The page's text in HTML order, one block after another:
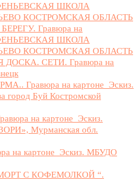
ШКОЛА
КОСТРОМСКАЯ ОБЛАСТЬ
Гравюра на
ШКОЛА
КОСТРОМСКАЯ ОБЛАСТЬ
ДОСКА. СЕТИ. Гравюра на
Гравюра на картоне_Эскиз.
Буй Костромской
на картоне_Эскиз.
Мурманская обл.
на картоне_Эскиз. МБУДО
С КОФЕМОЛКОЙ “.